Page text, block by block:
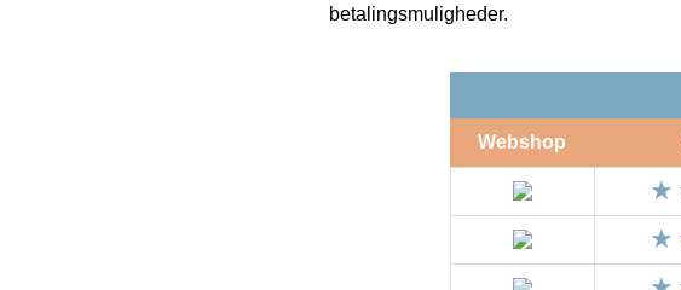
betalingsmuligheder.
Webshop